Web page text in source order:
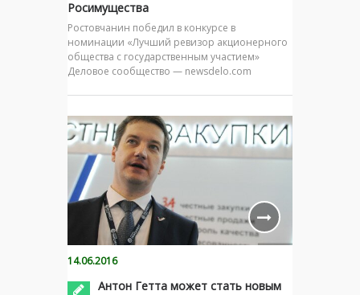
Росимущества
Ростовчанин победил в конкурсе в
номинации «Лучший ревизор акционерного
общества с государственным участием»
Деловое сообщество — newsdelo.com
14.06.2016
Антон Гетта может стать новым